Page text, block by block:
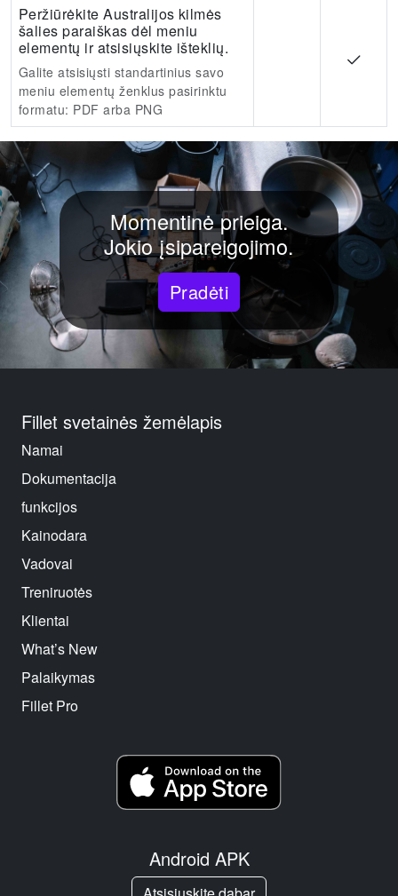
Peržiūrėkite Australijos kilmės
šalies paraiškas dėl meniu
elementų ir atsisiųskite išteklių.
Galite atsisiųsti standartinius savo
meniu elementų ženklus pasirinktu
formatu: PDF arba PNG
Momentinė prieiga.
Jokio įsipareigojimo.
Pradėti
Fillet svetainės žemėlapis
Namai
Dokumentacija
funkcijos
Kainodara
Vadovai
Treniruotės
Klientai
What’s New
Palaikymas
Fillet Pro
Android APK